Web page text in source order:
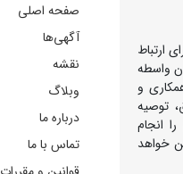
ارتباط
واسطه
و
توصیه
انجام
خواهد
صفحه اصلی
آگهی‌ها
نقشه
وبلاگ
درباره ما
تماس با ما